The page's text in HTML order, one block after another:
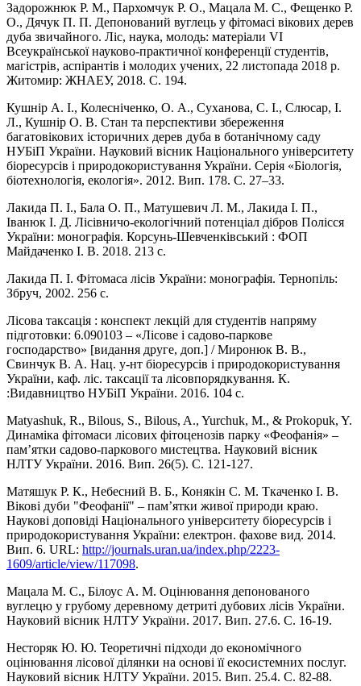
Задорожнюк Р. М., Пархомчук Р. О., Мацала М. С., Фещенко Р.
О., Дячук П. П. Депонований вуглець у фітомасі вікових дерев
дуба звичайного. Ліс, наука, молодь: матеріали VІ
Всеукраїнської науково-практичної конференції студентів,
магістрів, аспірантів і молодих учених, 22 листопада 2018 р.
Житомир: ЖНАЕУ, 2018. С. 194.
Кушнір А. І., Колесніченко, О. А., Суханова, С. І., Слюсар, І.
Л., Кушнір О. В. Стан та перспективи збереження
багатовікових історичних дерев дуба в ботанічному саду
НУБіП України. Науковий вісник Національного університету
біоресурсів і природокористування України. Серія «Біологія,
біотехнологія, екологія». 2012. Вип. 178. С. 27–33.
Лакида П. І., Бала О. П., Матушевич Л. М., Лакида І. П.,
Іванюк І. Д. Лісівничо-екологічний потенціал дібров Полісся
України: монографія. Корсунь-Шевченківський : ФОП
Майдаченко І. В. 2018. 213 с.
Лакида П. І. Фітомаса лісів України: монографія. Тернопіль:
Збруч, 2002. 256 с.
Лісова таксація : конспект лекцій для студентів напряму
підготовки: 6.090103 – «Лісове і садово-паркове
господарство» [видання друге, доп.] / Миронюк В. В.,
Свинчук В. А. Нац. у-нт біоресурсів і природокористування
України, каф. ліс. таксації та лісовпорядкування. К.
:Видавництво НУБіП України. 2016. 104 с.
Matyashuk, R., Bilous, S., Bilous, A., Yurchuk, M., & Prokopuk, Y.
Динаміка фітомаси лісових фітоценозів парку «Феофанія» –
пам’ятки садово-паркового мистецтва. Науковий вісник
НЛТУ України. 2016. Вип. 26(5). С. 121-127.
Матяшук Р. К., Небесний В. Б., Конякін С. М. Ткаченко І. В.
Вікові дуби "Феофанії" – пам’ятки живої природи краю.
Наукові доповіді Національного університету біоресурсів і
природокористування України: електрон. фахове вид. 2014.
Вип. 6. URL: http://journals.uran.ua/index.php/2223-
1609/article/view/117098.
Мацала М. С., Білоус А. М. Оцінювання депонованого
вуглецю у грубому деревному детриті дубових лісів України.
Науковий вісник НЛТУ України. 2017. Вип. 27.6. С. 16-19.
Несторяк Ю. Ю. Теоретичні підходи до економічного
оцінювання лісової ділянки на основі її екосистемних послуг.
Науковий вісник НЛТУ України. 2015. Вип. 25.4. С. 82-88.